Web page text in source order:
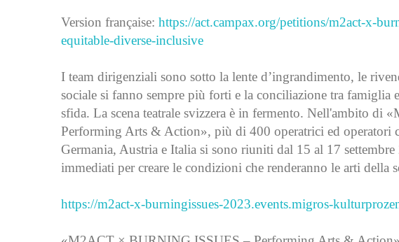
Version française: https://act.campax.org/petitions/m2act-x-
equitable-diverse-inclusive
I team dirigenziali sono sotto la lente d’ingrandimento, le
sociale si fanno sempre più forti e la conciliazione tra famiglia
sfida. La scena teatrale svizzera è in fermento. Nell'ambito
Performing Arts & Action», più di 400 operatrici ed operatori
Germania, Austria e Italia si sono riuniti dal 15 al 17
immediati per creare le condizioni che renderanno le arti
https://m2act-x-burningissues-2023.events.migros-